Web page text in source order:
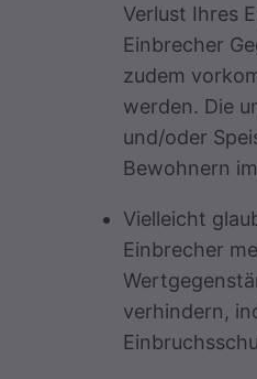
Verlust Ihres
Einbrecher
zudem
werden. Die
und/oder
Bewohnern
Vielleicht
Einbrecher
verhindern,